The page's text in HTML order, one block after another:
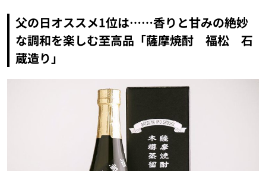
父の日オススメ1位は……香りと甘みの絶妙
な調和を楽しむ至高品「薩摩焼酎 福松 石
蔵造り」